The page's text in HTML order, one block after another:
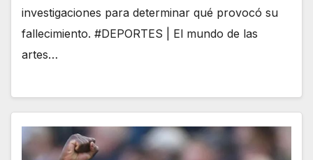
investigaciones para determinar qué provocó su
fallecimiento. #DEPORTES | El mundo de las
artes…